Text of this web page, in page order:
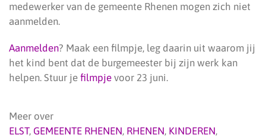
medewerker van de gemeente Rhenen mogen zich niet
aanmelden.
Aanmelden? Maak een filmpje, leg daarin uit waarom jij
het kind bent dat de burgemeester bij zijn werk kan
helpen. Stuur je filmpje voor 23 juni.
Meer over
ELST, GEMEENTE RHENEN, RHENEN, KINDEREN,